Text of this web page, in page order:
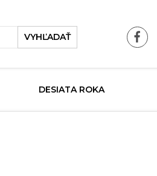
VYHĽADAŤ
DESIATA ROKA